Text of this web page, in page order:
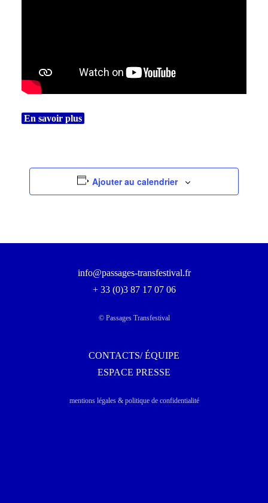
En savoir plus
Ajouter au calendrier
info@passages-transfestival.fr
+ 33 (0)3 87 17 07 06
© Passages Transfestival
CONTACTS/ ÉQUIPE
ESPACE PRESSE
mentions légales & politique de confidentialité